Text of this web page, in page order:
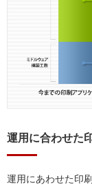
運用に合わせた
運用にあわせた印